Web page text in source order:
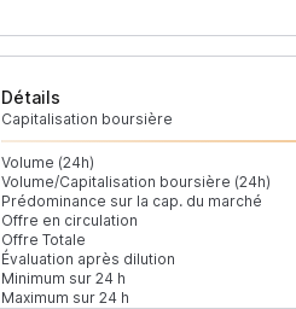
Détails
Capitalisation boursière
Volume (24h)
Volume/Capitalisation boursière (24h)
Prédominance sur la cap. du marché
Offre en circulation
Offre Totale
Évaluation après dilution
Minimum sur 24 h
Maximum sur 24 h
% du volume Confiance